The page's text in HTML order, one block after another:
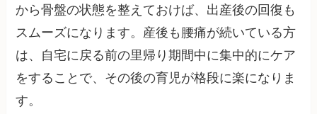
から骨盤の状態を整えておけば、出産後の回復も
スムーズになります。産後も腰痛が続いている方
は、自宅に戻る前の里帰り期間中に集中的にケア
をすることで、その後の育児が格段に楽になりま
す。